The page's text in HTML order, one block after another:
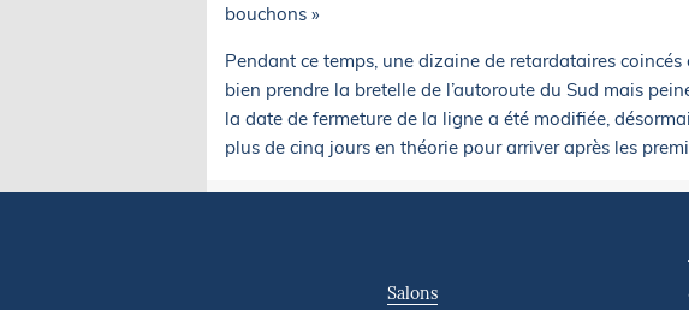
bouchons »
Pendant ce temps, une dizaine de retardataires
bien prendre la bretelle de l’autoroute du Sud mais
la date de fermeture de la ligne a été modifiée,
plus de cinq jours en théorie pour arriver après les
Salons